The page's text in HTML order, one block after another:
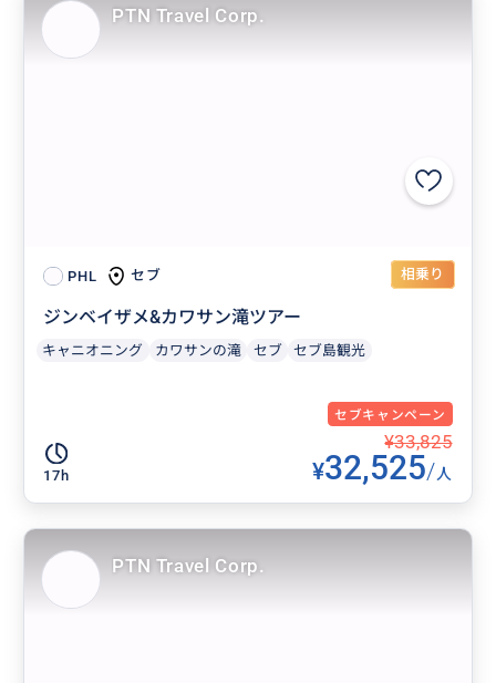
PHL セブ 相乗り
ジンベイザメ&カワサン滝ツアー
キャニオニング カワサンの滝 セブ セブ島観光
セブキャンペーン
17h
¥33,825
¥32,525/人
PTN Travel Corp.
PTN Travel Corp.